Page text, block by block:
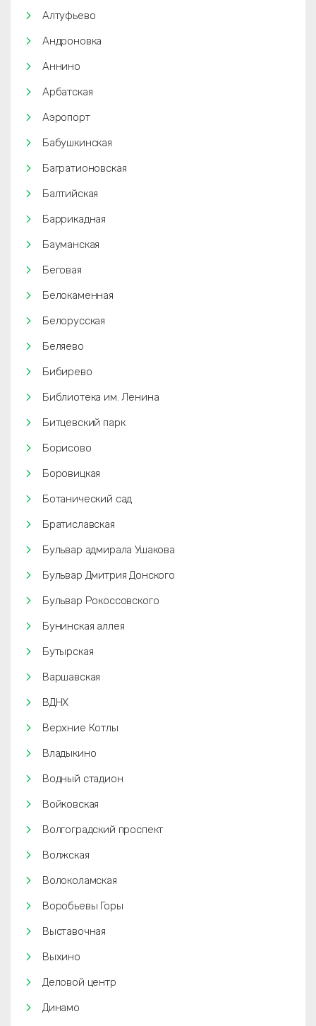
Алтуфьево
Андроновка
Аннино
Арбатская
Аэропорт
Бабушкинская
Багратионовская
Балтийская
Баррикадная
Бауманская
Беговая
Белокаменная
Белорусская
Беляево
Бибирево
Библиотека им. Ленина
Битцевский парк
Борисово
Боровицкая
Ботанический сад
Братиславская
Бульвар адмирала Ушакова
Бульвар Дмитрия Донского
Бульвар Рокоссовского
Бунинская аллея
Бутырская
Варшавская
ВДНХ
Верхние Котлы
Владыкино
Водный стадион
Войковская
Волгоградский проспект
Волжская
Волоколамская
Воробьевы Горы
Выставочная
Выхино
Деловой центр
Динамо